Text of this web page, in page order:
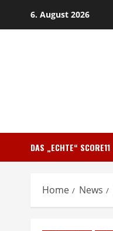
6. August 2026
DAS „ECHTE“ SCORE11
Home News